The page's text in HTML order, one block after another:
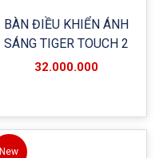
BÀN ĐIỀU KHIỂN ÁNH
SÁNG TIGER TOUCH 2
32.000.000
New